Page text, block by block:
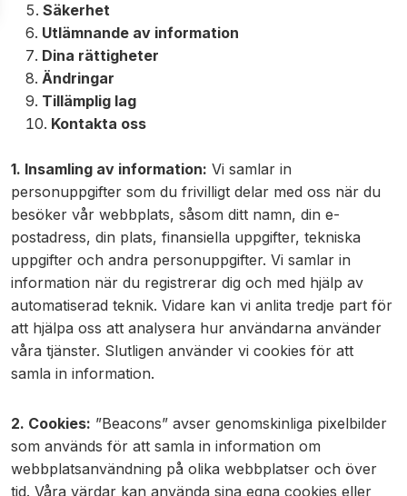
Säkerhet
Utlämnande av information
Dina rättigheter
Ändringar
Tillämplig lag
Kontakta oss
1. Insamling av information: Vi samlar in
personuppgifter som du frivilligt delar med oss när du
besöker vår webbplats, såsom ditt namn, din e-
postadress, din plats, finansiella uppgifter, tekniska
uppgifter och andra personuppgifter. Vi samlar in
information när du registrerar dig och med hjälp av
automatiserad teknik. Vidare kan vi anlita tredje part för
att hjälpa oss att analysera hur användarna använder
våra tjänster. Slutligen använder vi cookies för att
samla in information.
2. Cookies: ”Beacons” avser genomskinliga pixelbilder
som används för att samla in information om
webbplatsanvändning på olika webbplatser och över
tid. Våra värdar kan använda sina egna cookies eller